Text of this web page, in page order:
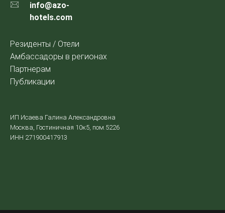
info@azo-
hotels.com
Резиденты / Отели
Амбассадоры в регионах
Партнерам
Публикации
ИП Исаева Галина Александровна
Москва, Гостиничная 10к5, пом.5226
ИНН 271900417913